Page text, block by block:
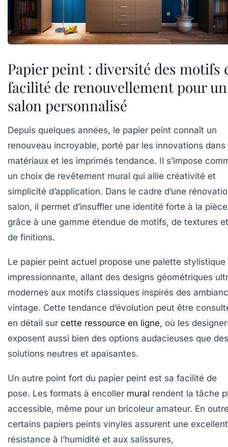
Papier peint : diversité des motifs
facilité de renouvellement pour un
salon personnalisé
Depuis quelques années, le papier peint connaît un
renouveau incroyable, porté par les innovations dans
matériaux et les imprimés tendance. Il s’impose
un choix de revêtement mural qui allie créativité et
simplicité d’application. Dans le cadre d’une
salon, il permet d’insuffler une identité forte à la pièce
grâce à une gamme étendue de motifs, de textures et
de finitions.
Le papier peint actuel propose une palette stylistique
impressionnante, allant des designs géométriques
modernes aux motifs classiques inspirés des
vintage. Cette tendance d’évolution peut être
en détail sur cette ressource en ligne, où les
exposent aussi bien des options audacieuses que des
solutions neutres et apaisantes.
Un autre point fort du papier peint est sa facilité de
pose. Les formats à encoller mural rendent la tâche
accessible, même pour un bricoleur amateur. En
certains papiers peints vinyles assurent une
résistance à l’humidité et aux salissures,